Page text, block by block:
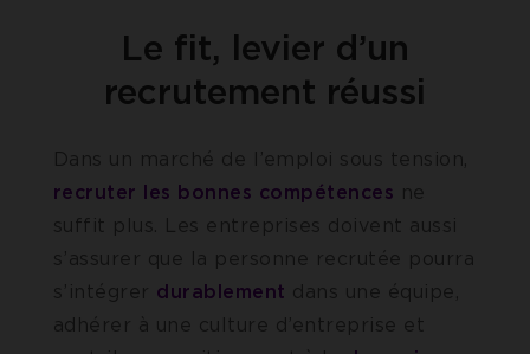
Le fit, levier d’un
recrutement réussi
Dans un marché de l’emploi sous tension,
recruter les bonnes compétences ne
suffit plus. Les entreprises doivent aussi
s’assurer que la personne recrutée pourra
s’intégrer durablement dans une équipe,
adhérer à une culture d’entreprise et